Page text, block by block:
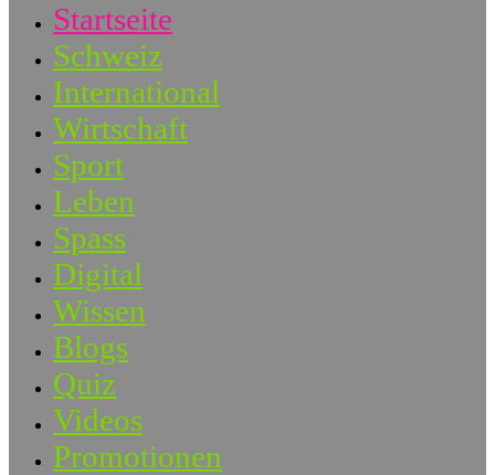
Startseite
Schweiz
International
Wirtschaft
Sport
Leben
Spass
Digital
Wissen
Blogs
Quiz
Videos
Promotionen